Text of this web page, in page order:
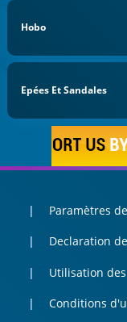
Hobo
Epées Et Sandales
Paramètres
Declaration
Utilisation
Conditions